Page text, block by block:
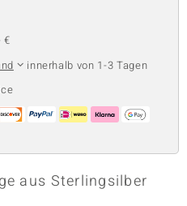
€
innerhalb von 1-3 Tagen
aus Sterlingsilber